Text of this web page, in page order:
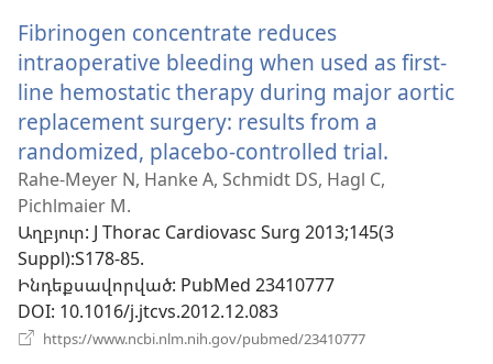
Fibrinogen concentrate reduces
intraoperative bleeding when used as first-
line hemostatic therapy during major aortic
replacement surgery: results from a
randomized, placebo-controlled trial.
Rahe-Meyer N, Hanke A, Schmidt DS, Hagl C,
Pichlmaier M.
Աղբյուր‎: J Thorac Cardiovasc Surg 2013;145(3
Suppl):S178-85.
Ինդեքսավորված‎: PubMed 23410777
DOI‎: 10.1016/j.jtcvs.2012.12.083
https://www.ncbi.nlm.nih.gov/pubmed/23410777